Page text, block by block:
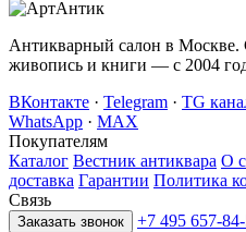
Антикварный салон в Москве.
живопись и книги — с 2004
ВКонтакте · Telegram · TG
WhatsApp · MAX
Покупателям
Каталог Вестник антиквара О
доставка Гарантии Политика
Связь
Заказать звонок +7 495 657-